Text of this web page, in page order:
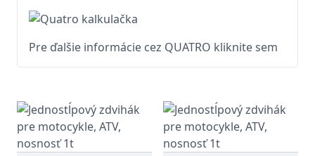
Pre ďalšie informácie cez QUATRO kliknite sem